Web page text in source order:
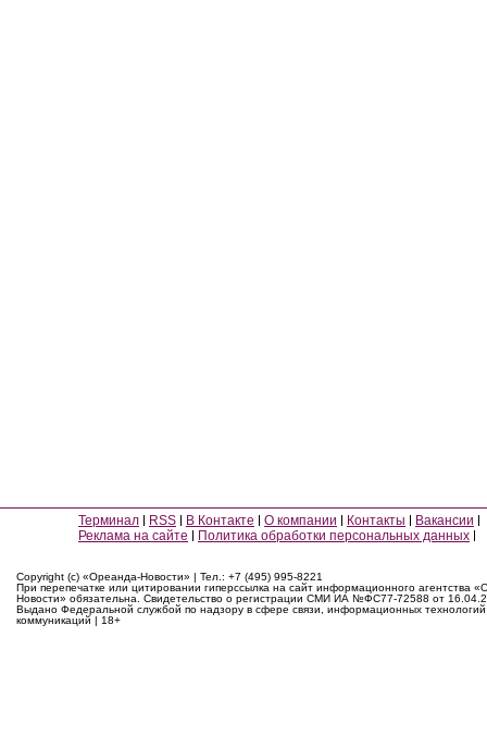
Терминал RSS В Контакте О компании Контакты
Вакансии
Реклама на сайте
Политика обработки персональных данных
Copyright (c) «Ореанда-Новости» | Тел.: +7 (495) 995-8221
При перепечатке или цитировании гиперссылка на сайт информационного агентства
Новости» обязательна. Свидетельство о регистрации СМИ ИА №ФС77-72588 от
Выдано Федеральной службой по надзору в сфере связи, информационных
коммуникаций | 18+